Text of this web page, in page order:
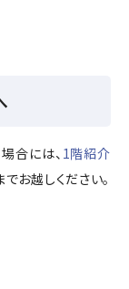
合には、 1階紹介
お越しください。